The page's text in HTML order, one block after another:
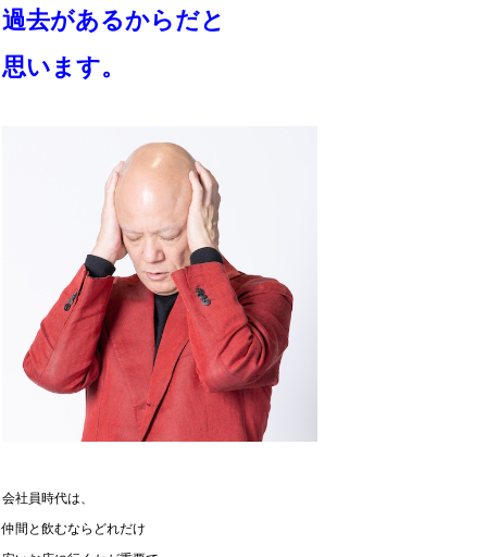
過去があるからだと
思います。
会社員時代は、
仲間と飲むならどれだけ